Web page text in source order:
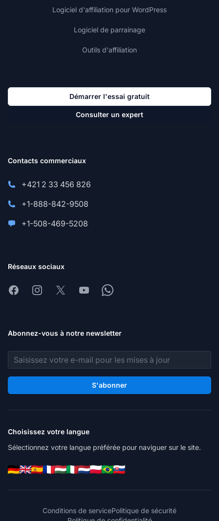
Logiciel d'affiliation pour WordPress
Logiciel de parrainage
Outils d'affiliation
Démarrer l'essai gratuit
Consulter un expert
Contacts commerciaux
+421 2 33 456 826
+1-888-842-9508
+1-508-469-5208
Réseaux sociaux
FacebookInstagram
X YoutubeWhatsapp
Abonnez-vous à notre newsletter
Adresse e-mail
S'abonner
Choisissez votre langue
Sélectionnez votre langue préférée pour naviguer sur le site.
Conditions de servicePolitique de sécurité